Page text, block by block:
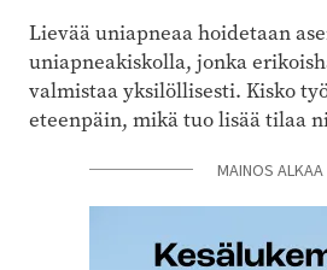
Lievää uniapneaa hoidetaan
uniapneakiskolla, jonka
valmistaa yksilöllisesti. Kisko
eteenpäin, mikä tuo lisää tilaa
MAINOS ALKAA